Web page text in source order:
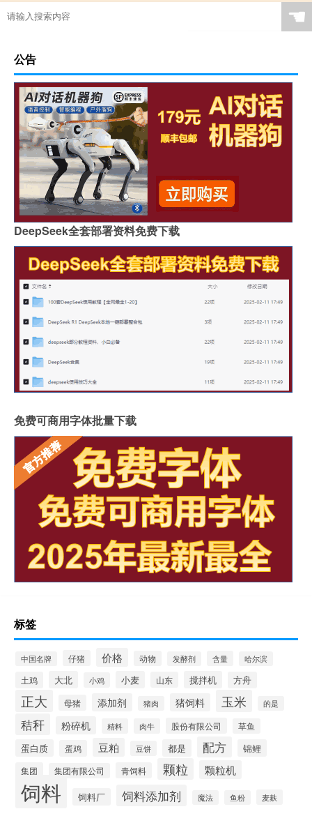
☚
公告
DeepSeek全套部署资料免费下载
免费可商用字体批量下载
标签
中国名牌 仔猪 价格 动物 发酵剂 含量 哈尔滨
土鸡 大北 小鸡 小麦 山东 搅拌机 方舟
正大 母猪 添加剂 猪肉 猪饲料 玉米 的是
秸秆 粉碎机 精料 肉牛 股份有限公司 草鱼
蛋白质 蛋鸡 豆粕 豆饼 都是 配方 锦鲤
集团 集团有限公司 青饲料 颗粒 颗粒机
饲料 饲料厂 饲料添加剂 魔法 鱼粉 麦麸